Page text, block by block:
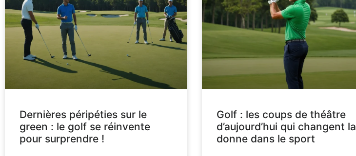
Dernières péripéties sur le
green : le golf se réinvente
pour surprendre !
Golf : les coups de théâtre
d’aujourd’hui qui changent la
donne dans le sport